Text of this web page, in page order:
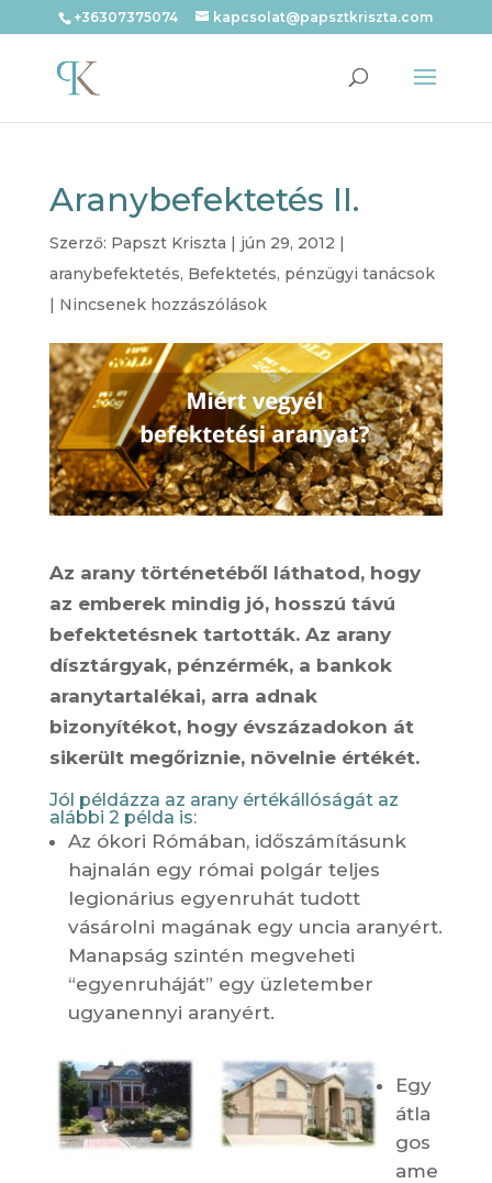
+36307375074 kapcsolat@papsztkriszta.com
Aranybefektetés II.
Szerző: Papszt Kriszta | jún 29, 2012 |
aranybefektetés, Befektetés, pénzügyi tanácsok
| Nincsenek hozzászólások
Az arany történetéből láthatod, hogy
az emberek mindig jó, hosszú távú
befektetésnek tartották. Az arany
dísztárgyak, pénzérmék, a bankok
aranytartalékai, arra adnak
bizonyítékot, hogy évszázadokon át
sikerült megőriznie, növelnie értékét.
Jól példázza az arany értékállóságát az
alábbi 2 példa is:
Az ókori Rómában, időszámításunk
hajnalán egy római polgár teljes
legionárius egyenruhát tudott
vásárolni magának egy uncia aranyért.
Manapság szintén megveheti
“egyenruháját” egy üzletember
ugyanennyi aranyért.
Egy
átla
gos
ame